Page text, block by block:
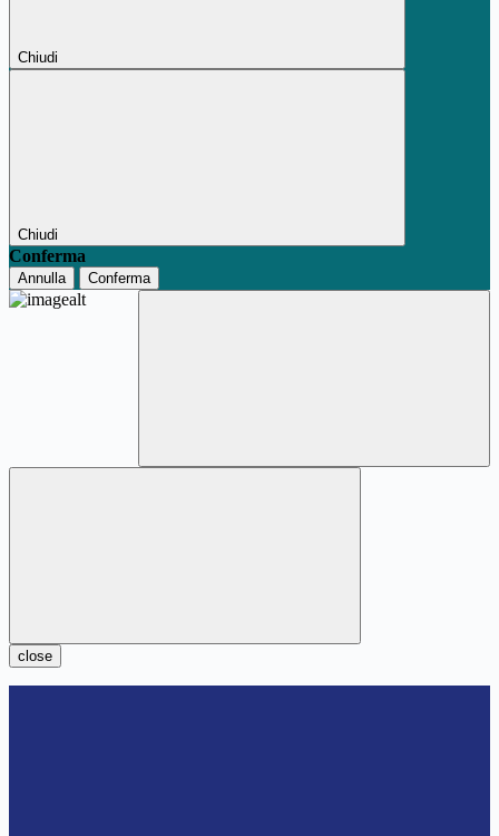
Chiudi
Chiudi
Conferma
Annulla Conferma
close